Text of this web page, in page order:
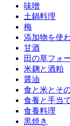
味噌
土鍋料理
梅
添加物を使
甘酒
田の草フォ
米麹と酒粕
醤油
食と米とそ
食養と手当
食養料理
黒焼き